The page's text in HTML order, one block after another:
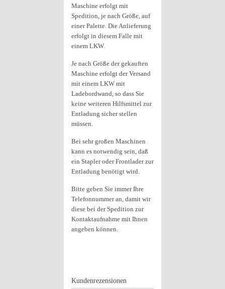
Maschine erfolgt mit
Spedition, je nach Größe, auf
einer Palette. Die Anlieferung
erfolgt in diesem Falle mit
einem LKW.
Je nach Größe der gekauften
Maschine erfolgt der Versand
mit einem LKW mit
Ladebordwand, so dass Sie
keine weiteren Hilfsmittel zur
Entladung sicher stellen
müssen.
Bei sehr großen Maschinen
kann es notwendig sein, daß
ein Stapler oder Frontlader zur
Entladung benötigt wird.
Bitte geben Sie immer Ihre
Telefonnummer an, damit wir
diese bei der Spedition zur
Kontaktaufnahme mit Ihnen
angeben können.
Kundenrezensionen